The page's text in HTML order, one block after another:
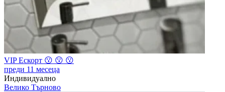
VIP Ескорт 😗 😗 😗
преди 11 месеца
Индивидуално
Велико Търново